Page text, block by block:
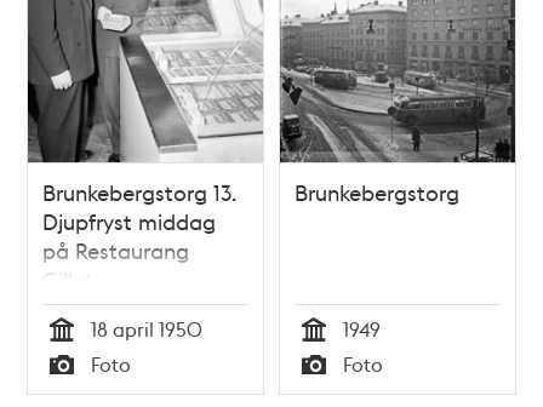
Brunkebergstorg 13.
Djupfryst middag
på Restaurang
Gillet.
Tid
18 april 1950
Typ
Foto
Brunkebergstorg
Tid
1949
Typ
Foto